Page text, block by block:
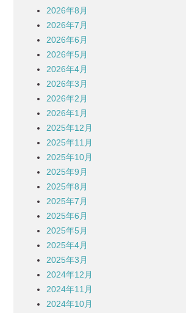
2026年8月
2026年7月
2026年6月
2026年5月
2026年4月
2026年3月
2026年2月
2026年1月
2025年12月
2025年11月
2025年10月
2025年9月
2025年8月
2025年7月
2025年6月
2025年5月
2025年4月
2025年3月
2024年12月
2024年11月
2024年10月